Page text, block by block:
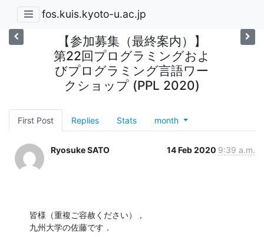
fos.kuis.kyoto-u.ac.jp
【参加募集（最終案内）】
第22回プログラミングおよ
びプログラミング言語ワー
クショップ (PPL 2020)
First Post Replies Stats month
Ryosuke SATO 14 Feb 2020 9:39 a.m.
皆様（重複ご容赦ください），
九州大学の佐藤です．